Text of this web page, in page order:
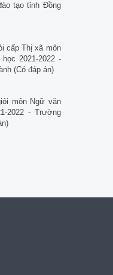
tạo tỉnh Đồng
cấp Thị xã môn
2021-2022 -
(Có đáp án)
môn Ngữ văn
2022 - Trường